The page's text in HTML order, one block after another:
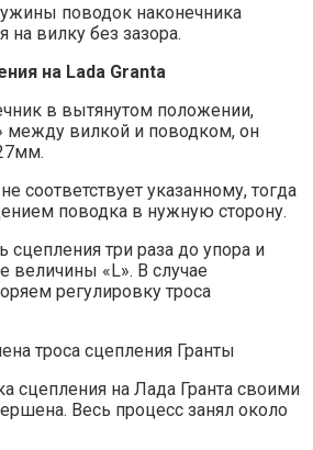
поводок наконечника
на вилку без зазора.
на Lada Granta
в вытянутом положении,
между вилкой и поводком, он
соответствует указанному, тогда
поводка в нужную сторону.
сцепления три раза до упора и
величины «L». В случае
регулировку троса
сцепления на Лада Гранта своими
Весь процесс занял около